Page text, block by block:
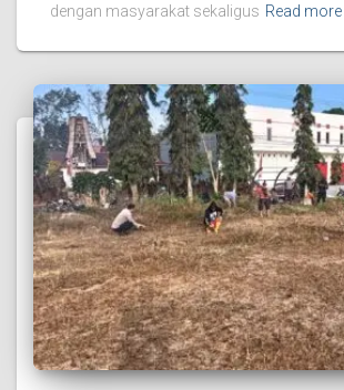
dengan masyarakat sekaligus Read more